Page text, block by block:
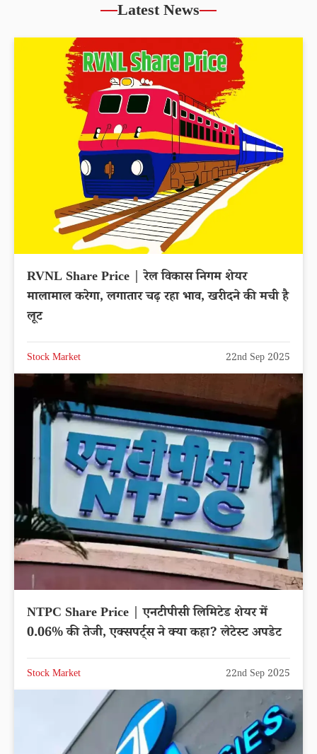
Latest News
RVNL Share Price | रेल विकास निगम शेयर
मालामाल करेगा, लगातार चढ़ रहा भाव, खरीदने की मची है
लूट
Stock Market 22nd Sep 2025
NTPC Share Price | एनटीपीसी लिमिटेड शेयर में
0.06% की तेजी, एक्सपर्ट्स ने क्या कहा? लेटेस्ट अपडेट
Stock Market 22nd Sep 2025